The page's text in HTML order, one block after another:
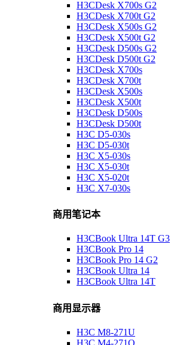
H3CDesk X700s G2
H3CDesk X700t G2
H3CDesk X500s G2
H3CDesk X500t G2
H3CDesk D500s G2
H3CDesk D500t G2
H3CDesk X700s
H3CDesk X700t
H3CDesk X500s
H3CDesk X500t
H3CDesk D500s
H3CDesk D500t
H3C D5-030s
H3C D5-030t
H3C X5-030s
H3C X5-030t
H3C X5-020t
H3C X7-030s
商用笔记本
H3CBook Ultra 14T G3
H3CBook Pro 14
H3CBook Pro 14 G2
H3CBook Ultra 14
H3CBook Ultra 14T
商用显示器
H3C M8-271U
H3C M4-271Q